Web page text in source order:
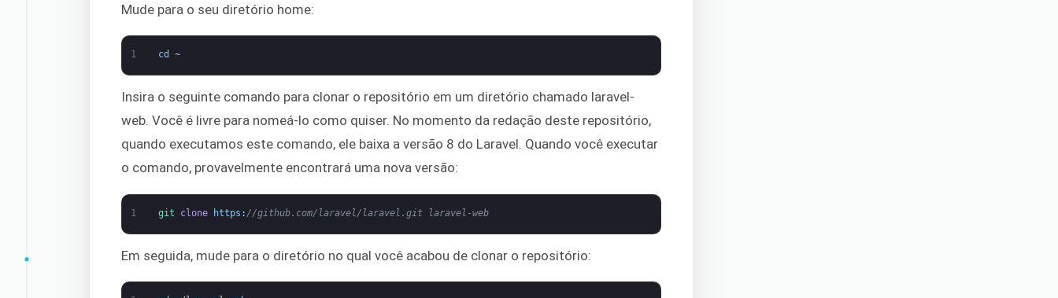
Mude para o seu diretório home:
1 cd ~
Insira o seguinte comando para clonar o repositório em um diretório chamado laravel-
web. Você é livre para nomeá-lo como quiser. No momento da redação deste repositório,
quando executamos este comando, ele baixa a versão 8 do Laravel. Quando você executar
o comando, provavelmente encontrará uma nova versão:
1 git clone https : //github.com/laravel/laravel.git laravel-web
Em seguida, mude para o diretório no qual você acabou de clonar o repositório: